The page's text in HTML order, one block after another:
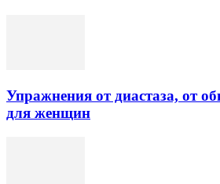
Упражнения от диастаза, от
для женщин